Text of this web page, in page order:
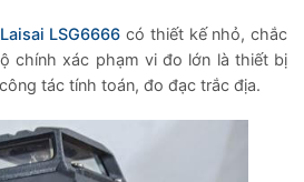
LSG6666 có thiết kế nhỏ, chắc
chính xác phạm vi đo lớn là thiết bị
tác tính toán, đo đạc trắc địa.